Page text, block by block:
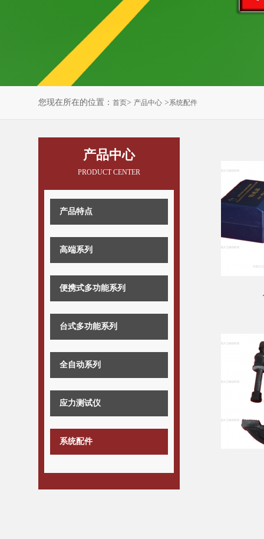
您现在所在的位置： 首页> 产品中心 >系统配件
产品中心
PRODUCT CENTER
产品特点
高端系列
便携式多功能系列
台式多功能系列
全自动系列
应力测试仪
系统配件